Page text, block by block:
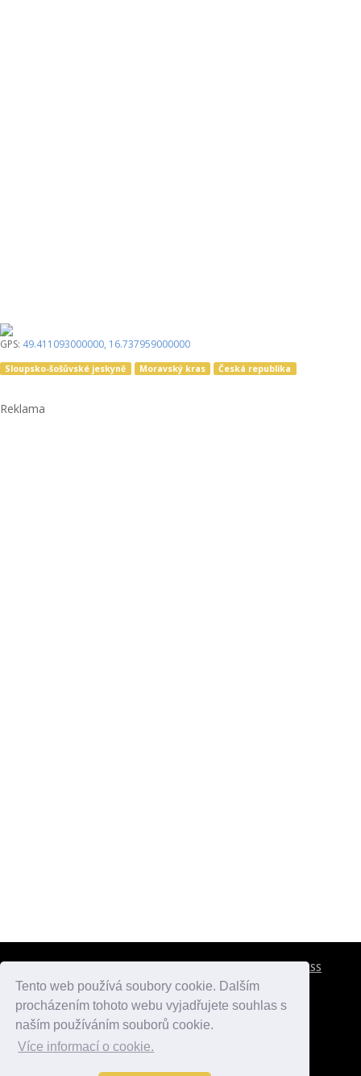
Tento web používá soubory cookie. Dalším
procházením tohoto webu vyjadřujete souhlas s
naším používáním souborů cookie.
Více informací o cookie.
GPS: 49.411093000000, 16.737959000000
Sloupsko-šošůvské jeskyně Moravský kras Česká republika
Reklama
RSS
atlaspamatek.info